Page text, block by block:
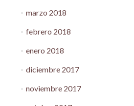
marzo 2018
febrero 2018
enero 2018
diciembre 2017
noviembre 2017